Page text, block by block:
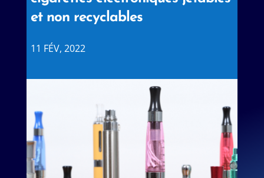
et non recyclables
11 FÉV, 2022